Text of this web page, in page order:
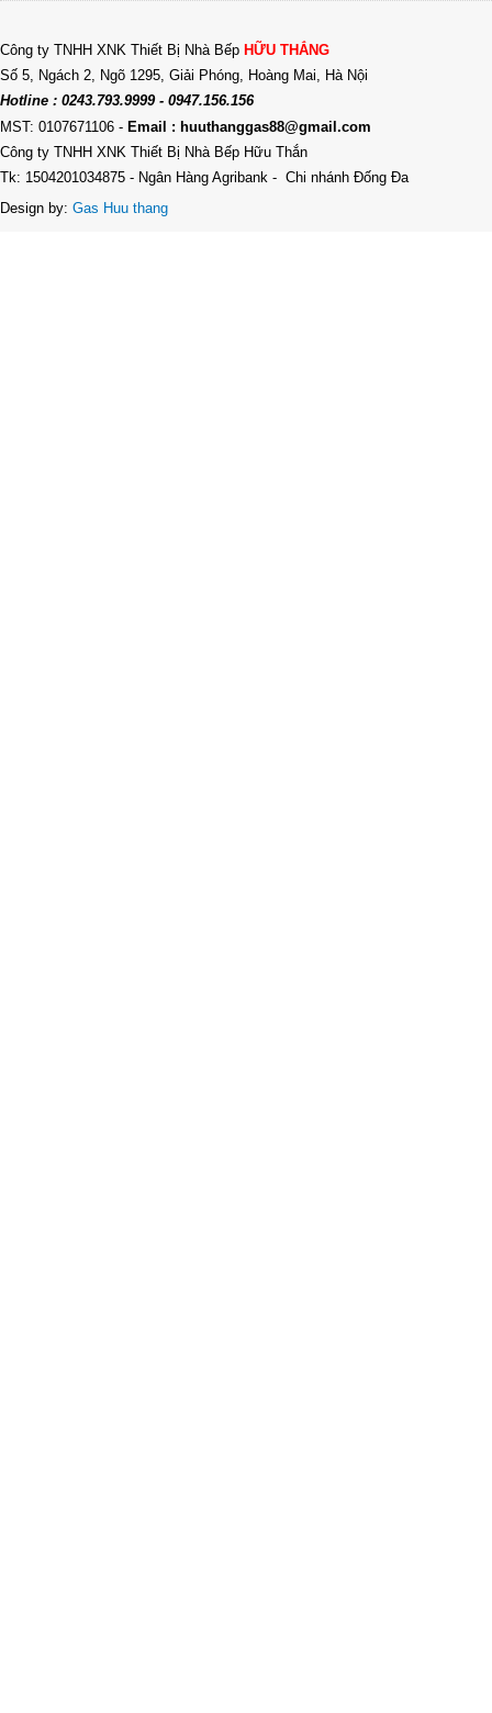
Công ty TNHH XNK Thiết Bị Nhà Bếp HỮU THẮNG
Số 5, Ngách 2, Ngõ 1295, Giải Phóng, Hoàng Mai, Hà Nội
Hotline : 0243.793.9999 - 0947.156.156
MST: 0107671106 - Email : huuthanggas88@gmail.com
Công ty TNHH XNK Thiết Bị Nhà Bếp Hữu Thắn
Tk: 1504201034875 - Ngân Hàng Agribank - Chi nhánh Đống Đa
Design by: Gas Huu thang